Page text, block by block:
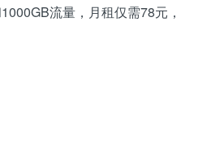
流量，月租仅需78元，